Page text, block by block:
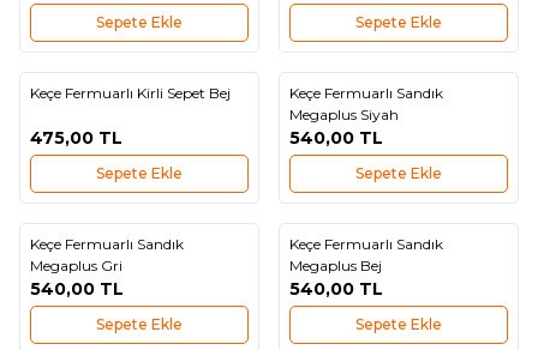
Sepete Ekle Sepete Ekle
Yeni
Keçe Fermuarlı Kirli Sepet Bej
475,00 TL
Sepete Ekle
Yeni
Favorilere Ekle
Keçe Fermuarlı Sandık
Megaplus Siyah
540,00 TL
Sepete Ekle
Yeni
Favorilere Ekle
Keçe Fermuarlı Sandık
Megaplus Gri
540,00 TL
Sepete Ekle
Yeni
Favorilere Ekle
Keçe Fermuarlı Sandık
Megaplus Bej
540,00 TL
Sepete Ekle